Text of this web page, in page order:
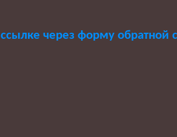
ссылке через форму обратной